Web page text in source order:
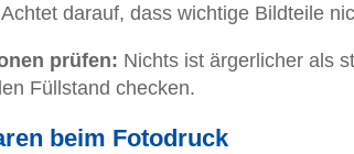
darauf, dass wichtige Bildteile
prüfen: Nichts ist ärgerlicher als
Füllstand checken.
beim Fotodruck